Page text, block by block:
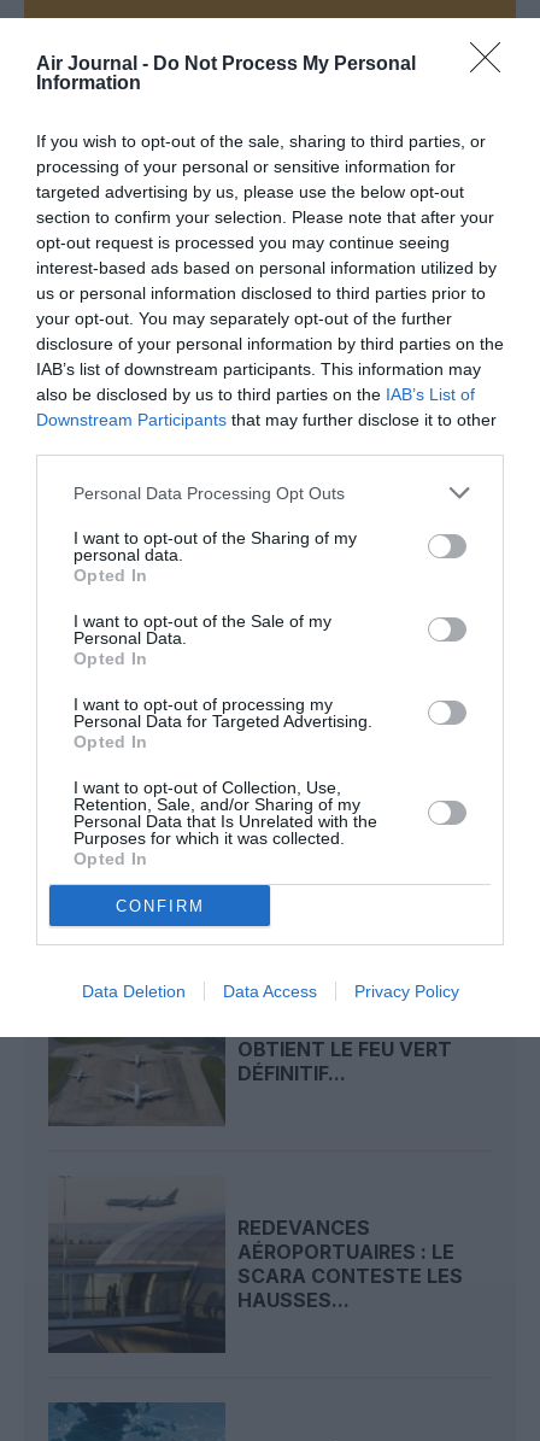
Air Journal - Do Not Process My Personal
Information
If you wish to opt-out of the sale, sharing to third parties, or
processing of your personal or sensitive information for
targeted advertising by us, please use the below opt-out
section to confirm your selection. Please note that after your
opt-out request is processed you may continue seeing
interest-based ads based on personal information utilized by
us or personal information disclosed to third parties prior to
your opt-out. You may separately opt-out of the further
disclosure of your personal information by third parties on the
IAB’s list of downstream participants. This information may
also be disclosed by us to third parties on the IAB’s List of
Downstream Participants that may further disclose it to other
Personal Data Processing Opt Outs
I want to opt-out of the Sharing of my
personal data.
Opted In
I want to opt-out of the Sale of my
Personal Data.
Opted In
I want to opt-out of processing my
Personal Data for Targeted Advertising.
Opted In
I want to opt-out of Collection, Use,
Retention, Sale, and/or Sharing of my
Personal Data that Is Unrelated with the
Purposes for which it was collected.
Opted In
CONFIRM
Data Deletion Data Access Privacy Policy
Soutenez Air Journal participezà son
NOUS SOUTENIR
DERNIERS COMMENTAIRES
Contrôles aux frontières entre l’Espagne et l’Italie : des
arrivées plus longues, des correspondances à risque
Nicoa commenté l'article :
Il s’est masturbé sur une passagère endormie : trois ans
temps d'attente aux frontières
L’AÉROPORT DE
OBTIENT LE FEU VERT
DÉFINITIF...
REDEVANCES
AÉROPORTUAIRES : LE
SCARA CONTESTE LES
HAUSSES...